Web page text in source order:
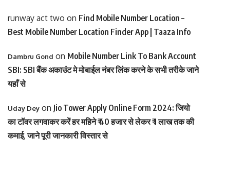
runway act two on Find Mobile Number Location –
Best Mobile Number Location Finder App | Taaza Info
Dambru Gond on Mobile Number Link To Bank Account
SBI: SBI बैंक अकाउंट मे मोबाईल नंबर लिंक करने के सभी तरीके जाने
यहाँ से
Uday Deyon Jio Tower Apply Online Form 2024: जियो
का टॉवर लगवाकर करें हर महिने ₹ 40 हजार से लेकर ₹ 1 लाख तक की
कमाई, जाने पूरी जानकारी विस्तार से